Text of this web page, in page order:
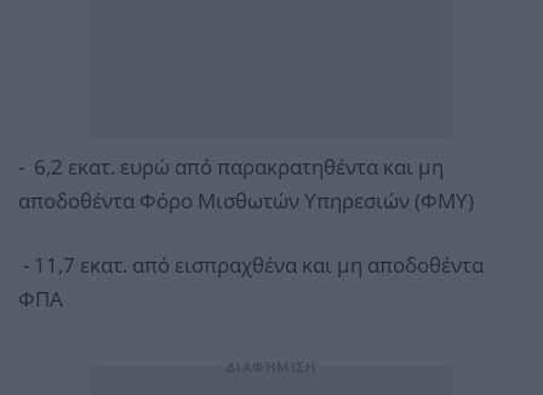
- 6,2 εκατ. ευρώ από παρακρατηθέντα και μη
αποδοθέντα Φόρο Μισθωτών Υπηρεσιών (ΦΜΥ)
- 11,7 εκατ. από εισπραχθένα και μη αποδοθέντα
ΦΠΑ